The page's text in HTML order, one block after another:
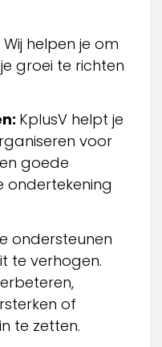
Wij helpen je om
groei te richten
KplusV helpt je
voor
goede
ondersteunen
te verhogen.
of
te zetten.